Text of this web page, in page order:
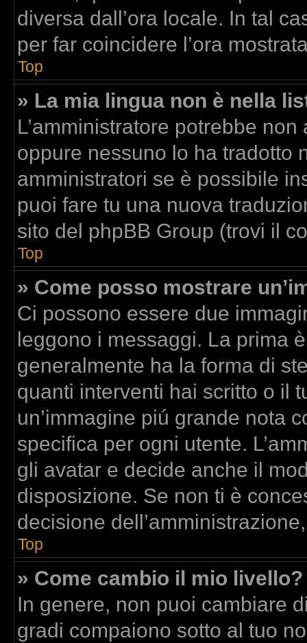
diversa dall’ora locale. In tal
per far coincidere l’ora
Top
» La mia lingua non è nella
L’amministratore potrebbe
oppure nessuno lo ha tradotto
amministratori se è possibile
puoi fare tu una nuova
sito del phpBB Group (trovi il
Top
» Come posso mostrare
Ci possono essere due
leggono i messaggi. La prima
generalmente ha la forma di
quanti interventi hai scritto o il
un’immagine piú grande nota
specifica per ogni utente.
gli avatar e decide anche il
disposizione. Se non ti è
decisione
Top
» Come cambio il mio livello?
In genere, non puoi cambiare
gradi compaiono sotto al tuo